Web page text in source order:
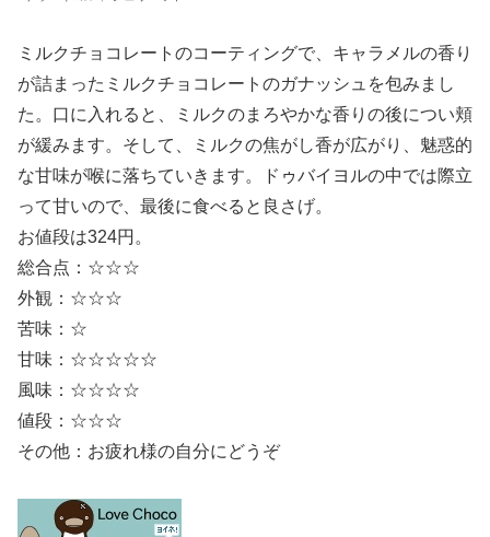
ミルクチョコレートのコーティングで、キャラメルの香り
が詰まったミルクチョコレートのガナッシュを包みまし
た。口に入れると、ミルクのまろやかな香りの後につい頬
が緩みます。そして、ミルクの焦がし香が広がり、魅惑的
な甘味が喉に落ちていきます。ドゥバイヨルの中では際立
って甘いので、最後に食べると良さげ。
お値段は324円。
総合点：☆☆☆
外観：☆☆☆
苦味：☆
甘味：☆☆☆☆☆
風味：☆☆☆☆
値段：☆☆☆
その他：お疲れ様の自分にどうぞ